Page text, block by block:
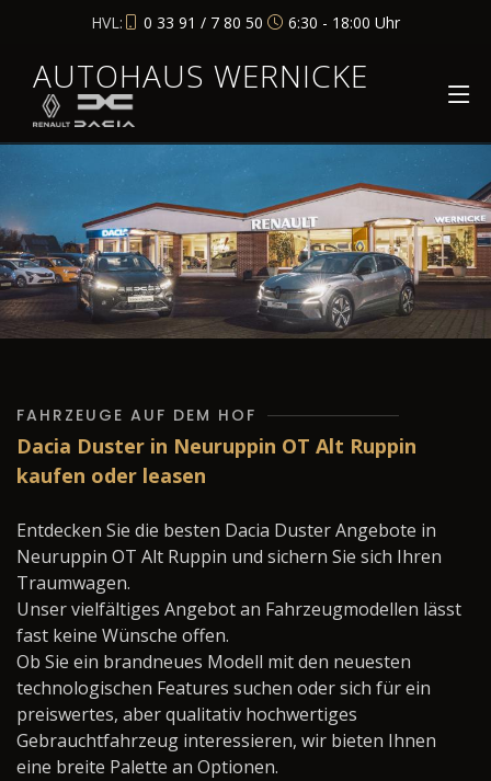
HVL: 0 33 91 / 7 80 50 6:30 - 18:00 Uhr
AUTOHAUS WERNICKE
FAHRZEUGE AUF DEM HOF
Dacia Duster in Neuruppin OT Alt Ruppin
kaufen oder leasen
Entdecken Sie die besten Dacia Duster Angebote in
Neuruppin OT Alt Ruppin und sichern Sie sich Ihren
Traumwagen.
Unser vielfältiges Angebot an Fahrzeugmodellen lässt
fast keine Wünsche offen.
Ob Sie ein brandneues Modell mit den neuesten
technologischen Features suchen oder sich für ein
preiswertes, aber qualitativ hochwertiges
Gebrauchtfahrzeug interessieren, wir bieten Ihnen
eine breite Palette an Optionen.